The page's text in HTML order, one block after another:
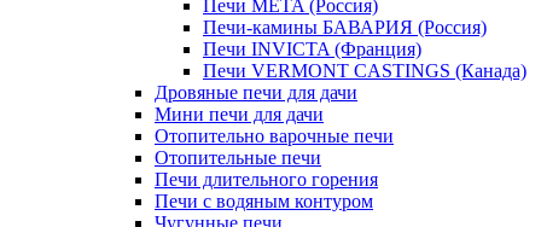
Печи META (Россия)
Печи-камины БАВАРИЯ (Россия)
Печи INVICTA (Франция)
Печи VERMONT CASTINGS (Канада)
Дровяные печи для дачи
Мини печи для дачи
Отопительно варочные печи
Отопительные печи
Печи длительного горения
Печи с водяным контуром
Чугунные печи